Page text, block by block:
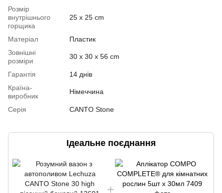
Розмір
внутрішнього
горщика
25 x 25 cm
Матеріал
Пластик
Зовнішні
розміри
30 x 30 x 56 cm
Гарантія
14 днів
Країна-
виробник
Німеччина
Серія CANTO Stone
Ідеальне поєднання